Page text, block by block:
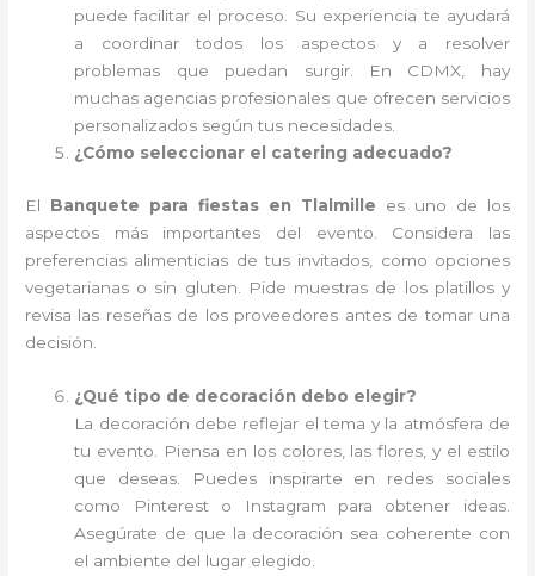
puede facilitar el proceso. Su experiencia te ayudará
a coordinar todos los aspectos y a resolver
problemas que puedan surgir. En CDMX, hay
muchas agencias profesionales que ofrecen servicios
personalizados según tus necesidades.
¿Cómo seleccionar el catering adecuado?
El Banquete para fiestas en Tlalmille es uno de los
aspectos más importantes del evento. Considera las
preferencias alimenticias de tus invitados, como opciones
vegetarianas o sin gluten. Pide muestras de los platillos y
revisa las reseñas de los proveedores antes de tomar una
decisión.
¿Qué tipo de decoración debo elegir?
La decoración debe reflejar el tema y la atmósfera de
tu evento. Piensa en los colores, las flores, y el estilo
que deseas. Puedes inspirarte en redes sociales
como Pinterest o Instagram para obtener ideas.
Asegúrate de que la decoración sea coherente con
el ambiente del lugar elegido.